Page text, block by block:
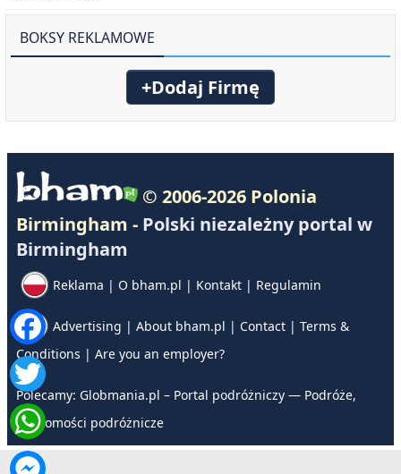
BOKSY REKLAMOWE
+Dodaj Firmę
© 2006-2026 Polonia
Birmingham - Polski niezależny portal w
Birmingham
Reklama | O bham.pl | Kontakt| Regulamin
Advertising | About bham.pl | Contact| Terms &
Conditions | Are you an employer?
Polecamy: Globmania.pl – Portal podróżniczy — Podróże,
wiadomości podróżnicze